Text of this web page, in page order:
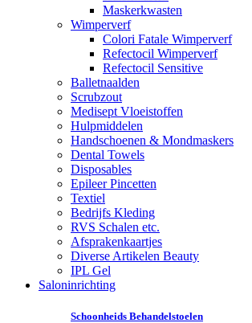
Maskerkwasten
Wimperverf
Colori Fatale Wimperverf
Refectocil Wimperverf
Refectocil Sensitive
Balletnaalden
Scrubzout
Medisept Vloeistoffen
Hulpmiddelen
Handschoenen & Mondmaskers
Dental Towels
Disposables
Epileer Pincetten
Textiel
Bedrijfs Kleding
RVS Schalen etc.
Afsprakenkaartjes
Diverse Artikelen Beauty
IPL Gel
Saloninrichting
Schoonheids Behandelstoelen